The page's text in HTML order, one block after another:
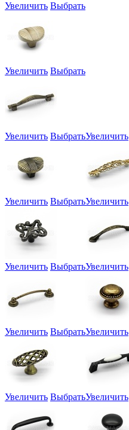
Увеличить Выбрать
Увеличить Выбрать
Увеличить ВыбратьУвеличить
Увеличить ВыбратьУвеличить
Увеличить ВыбратьУвеличить
Увеличить ВыбратьУвеличить
Увеличить ВыбратьУвеличить